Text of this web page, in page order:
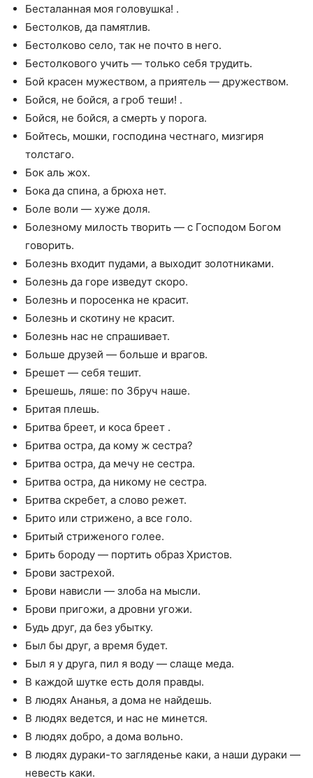
Бесталанная моя головушка! .
Бестолков, да памятлив.
Бестолково село, так не почто в него.
Бестолкового учить — только себя трудить.
Бой красен мужеством, а приятель — дружеством.
Бойся, не бойся, а гроб теши! .
Бойся, не бойся, а смерть у порога.
Бойтесь, мошки, господина честнаго, мизгиря
толстаго.
Бок аль жох.
Бока да спина, а брюха нет.
Боле воли — хуже доля.
Болезному милость творить — с Господом Богом
говорить.
Болезнь входит пудами, а выходит золотниками.
Болезнь да горе изведут скоро.
Болезнь и поросенка не красит.
Болезнь и скотину не красит.
Болезнь нас не спрашивает.
Больше друзей — больше и врагов.
Брешет — себя тешит.
Брешешь, ляше: по Збруч наше.
Бритая плешь.
Бритва бреет, и коса бреет .
Бритва остра, да кому ж сестра?
Бритва остра, да мечу не сестра.
Бритва остра, да никому не сестра.
Бритва скребет, а слово режет.
Брито или стрижено, а все голо.
Бритый стриженого голее.
Брить бороду — портить образ Христов.
Брови застрехой.
Брови нависли — злоба на мысли.
Брови пригожи, а дровни угожи.
Будь друг, да без убытку.
Был бы друг, а время будет.
Был я у друга, пил я воду — слаще меда.
В каждой шутке есть доля правды.
В людях Ананья, а дома не найдешь.
В людях ведется, и нас не минется.
В людях добро, а дома вольно.
В людях дураки-то загляденье каки, а наши дураки —
невесть каки.